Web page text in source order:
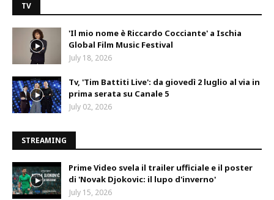
TV
'Il mio nome è Riccardo Cocciante' a Ischia
Global Film Music Festival
July 18, 2026
Tv, 'Tim Battiti Live': da giovedì 2 luglio al via in
prima serata su Canale 5
July 02, 2026
STREAMING
Prime Video svela il trailer ufficiale e il poster
di 'Novak Djokovic: il lupo d'inverno'
July 15, 2026